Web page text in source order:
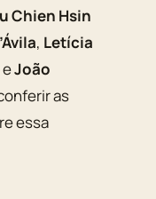
Chien Hsin
, Letícia
eJoão
as
essa